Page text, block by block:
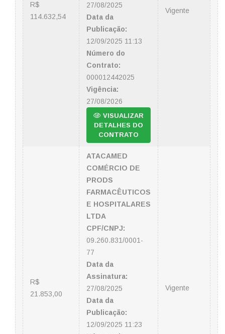
R$
114.632,54
27/08/2025
Data da
Publicação:
12/09/2025 11:13
Número do
Contrato:
000012442025
Vigência:
27/08/2026
VISUALIZAR
DETALHES DO
CONTRATO
Vigente
R$
21.853,00
ATACAMED
COMÉRCIO DE
PRODS
FARMACÊUTICOS
E HOSPITALARES
LTDA
CPF/CNPJ:
09.260.831/0001-
77
Data da
Assinatura:
27/08/2025
Data da
Publicação:
12/09/2025 11:23
Vigente